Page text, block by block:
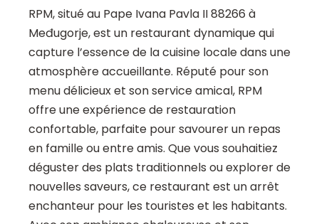
RPM, situé au Pape Ivana Pavla II 88266 à
Međugorje, est un restaurant dynamique qui
capture l’essence de la cuisine locale dans une
atmosphère accueillante. Réputé pour son
menu délicieux et son service amical, RPM
offre une expérience de restauration
confortable, parfaite pour savourer un repas
en famille ou entre amis. Que vous souhaitiez
déguster des plats traditionnels ou explorer de
nouvelles saveurs, ce restaurant est un arrêt
enchanteur pour les touristes et les habitants.